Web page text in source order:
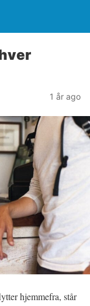
1 år ago
hjemmefra, står